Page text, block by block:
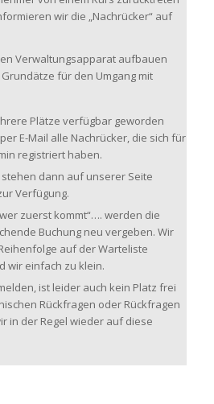
wir die „Nachrücker“ auf
Verwaltungsapparat aufbauen
für den Umgang mit
Plätze verfügbar geworden
E-Mail alle Nachrücker, die sich für
registriert haben.
stehen dann auf unserer Seite
Verfügung.
zuerst kommt“…. werden die
Buchung neu vergeben. Wir
auf der Warteliste
wir einfach zu klein.
ist leider auch kein Platz frei
Rückfragen oder Rückfragen
in der Regel wieder auf diese